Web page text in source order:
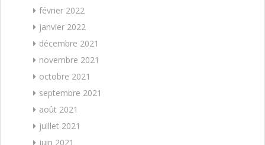
février 2022
janvier 2022
décembre 2021
novembre 2021
octobre 2021
septembre 2021
août 2021
juillet 2021
juin 2021